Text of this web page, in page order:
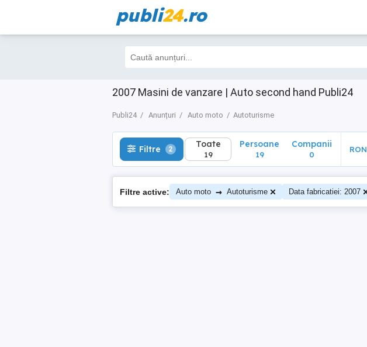
publi24.ro
2007 Masini de vanzare | Auto second hand Publi24
Publi24 Anunțuri Auto moto Autoturisme
Filtre 2 Toate
19
Filtre 2 Toate
19
Persoane
19
Companii
0
RON
Filtre active: Auto moto → Autoturisme Data fabricatiei: 2007